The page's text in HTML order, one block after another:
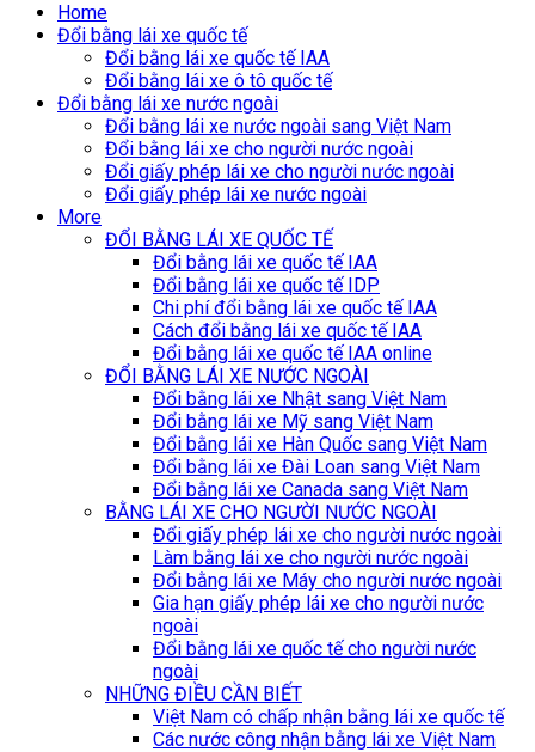
Home
Đổi bằng lái xe quốc tế
Đổi bằng lái xe quốc tế IAA
Đổi bằng lái xe ô tô quốc tế
Đổi bằng lái xe nước ngoài
Đổi bằng lái xe nước ngoài sang Việt Nam
Đổi bằng lái xe cho người nước ngoài
Đổi giấy phép lái xe cho người nước ngoài
Đổi giấy phép lái xe nước ngoài
More
ĐỔI BẰNG LÁI XE QUỐC TẾ
Đổi bằng lái xe quốc tế IAA
Đổi bằng lái xe quốc tế IDP
Chi phí đổi bằng lái xe quốc tế IAA
Cách đổi bằng lái xe quốc tế IAA
Đổi bằng lái xe quốc tế IAA online
ĐỔI BẰNG LÁI XE NƯỚC NGOÀI
Đổi bằng lái xe Nhật sang Việt Nam
Đổi bằng lái xe Mỹ sang Việt Nam
Đổi bằng lái xe Hàn Quốc sang Việt Nam
Đổi bằng lái xe Đài Loan sang Việt Nam
Đổi bằng lái xe Canada sang Việt Nam
BẰNG LÁI XE CHO NGƯỜI NƯỚC NGOÀI
Đổi giấy phép lái xe cho người nước ngoài
Làm bằng lái xe cho người nước ngoài
Đổi bằng lái xe Máy cho người nước ngoài
Gia hạn giấy phép lái xe cho người nước
ngoài
Đổi bằng lái xe quốc tế cho người nước
ngoài
NHỮNG ĐIỀU CẦN BIẾT
Việt Nam có chấp nhận bằng lái xe quốc tế
Các nước công nhận bằng lái xe Việt Nam